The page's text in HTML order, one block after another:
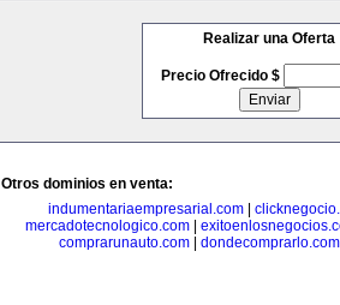
Realizar una Oferta
Precio Ofrecido $
Otros dominios en venta:
indumentariaempresarial.com
mercadotecnologico.com
comprarunauto.com| dondecomprarlo.com